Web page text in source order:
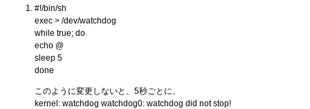
#!/bin/sh
exec > /dev/watchdog
while true; do
echo @
sleep 5
done
このように変更しないと、5秒ごとに、
kernel: watchdog watchdog0: watchdog did not stop!